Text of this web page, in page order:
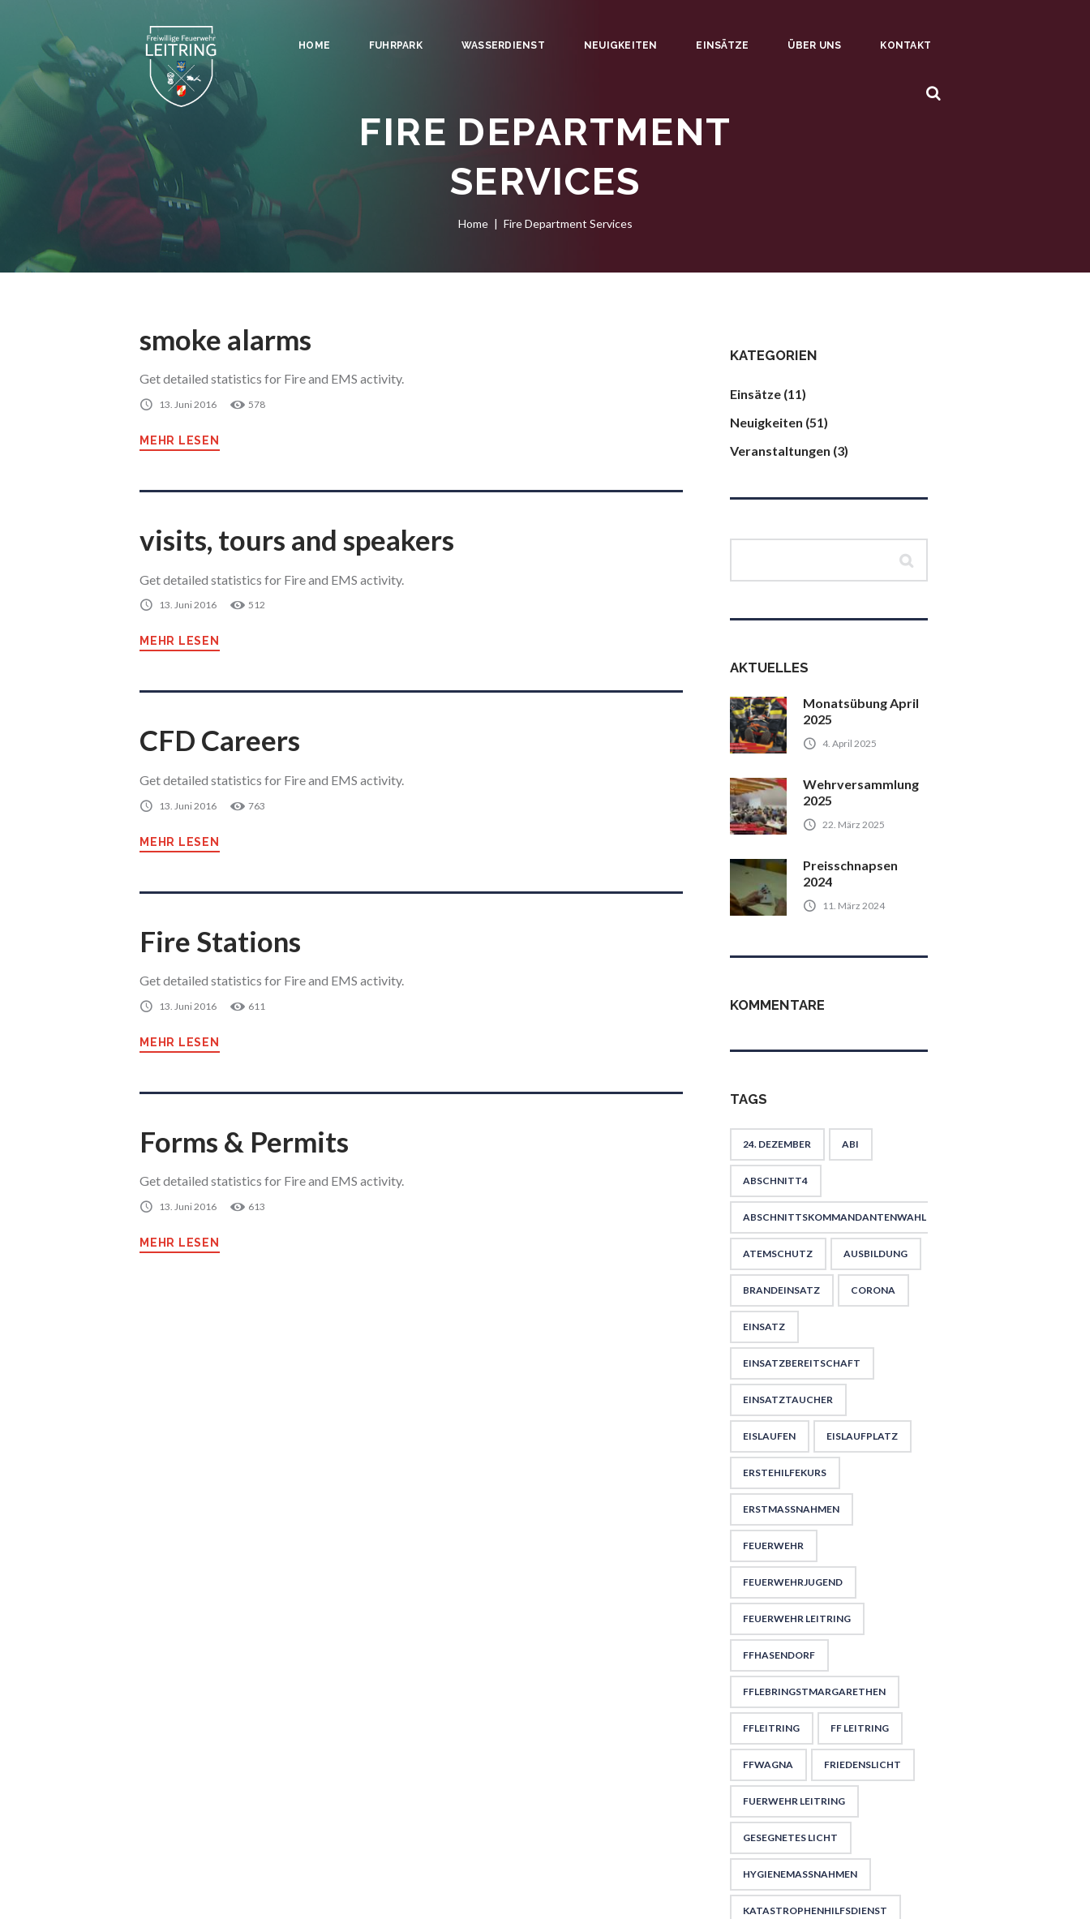
HOME FUHRPARK WASSERDIENST NEUIGKEITEN EINSÄTZE ÜBER UNS KONTAKT
FIRE DEPARTMENT
SERVICES
Home Fire Department Services
smoke alarms
Get detailed statistics for Fire and EMS activity.
13. Juni 2016 578
MEHR LESEN
visits, tours and speakers
Get detailed statistics for Fire and EMS activity.
13. Juni 2016 512
MEHR LESEN
CFD Careers
Get detailed statistics for Fire and EMS activity.
13. Juni 2016 763
MEHR LESEN
Fire Stations
Get detailed statistics for Fire and EMS activity.
13. Juni 2016 611
MEHR LESEN
Forms & Permits
Get detailed statistics for Fire and EMS activity.
13. Juni 2016 613
MEHR LESEN
KATEGORIEN
Einsätze (11)
Neuigkeiten (51)
Veranstaltungen (3)
AKTUELLES
Monatsübung April
2025
4. April 2025
Wehrversammlung
2025
22. März 2025
Preisschnapsen
2024
11. März 2024
KOMMENTARE
TAGS
24. DEZEMBER ABI
ABSCHNITT4
ABSCHNITTSKOMMANDANTENWAHL
ATEMSCHUTZ AUSBILDUNG
BRANDEINSATZ CORONA
EINSATZ
EINSATZBEREITSCHAFT
EINSATZTAUCHER
EISLAUFEN EISLAUFPLATZ
ERSTEHILFEKURS
ERSTMASSNAHMEN
FEUERWEHR
FEUERWEHRJUGEND
FEUERWEHR LEITRING
FFHASENDORF
FFLEBRINGSTMARGARETHEN
FFLEITRING FF LEITRING
FFWAGNA FRIEDENSLICHT
FUERWEHR LEITRING
GESEGNETES LICHT
HYGIENEMASSNAHMEN
KATASTROPHENHILFSDIENST